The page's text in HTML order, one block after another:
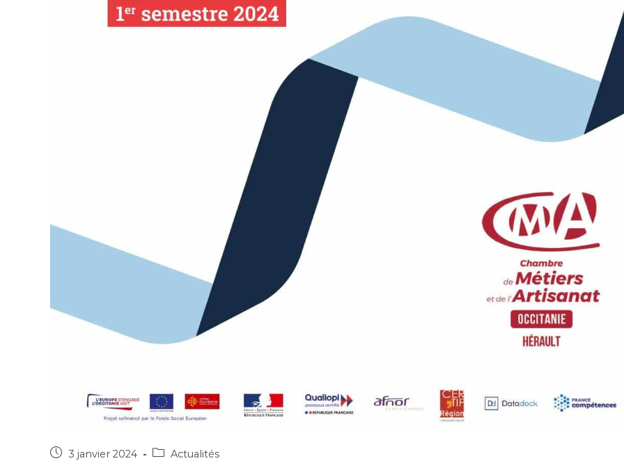
3 janvier 2024 Actualités